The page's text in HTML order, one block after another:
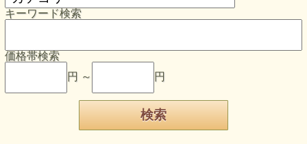
キーワード検索
価格帯検索
円 ～
円